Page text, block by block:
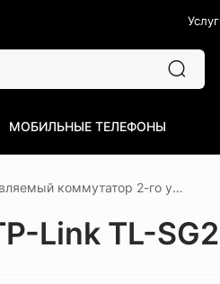
МОБИЛЬНЫЕ ТЕЛЕФОНЫ
Управляемый коммутатор 2-го уровня TP-Link TL-SG2008
Link TL-